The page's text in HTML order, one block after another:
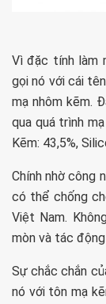
Vì đặc tính làm
gọi nó với cái
mạ nhôm kẽm.
qua quá trình
Kẽm: 43,5%,
Chính nhờ công
có thể chống
Việt Nam.
mòn và tác
Sự chắc chắn
nó với tôn mạ